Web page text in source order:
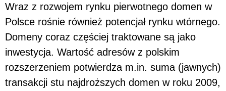
Wraz z rozwojem rynku pierwotnego domen w
Polsce rośnie również potencjał rynku wtórnego.
Domeny coraz częściej traktowane są jako
inwestycja. Wartość adresów z polskim
rozszerzeniem potwierdza m.in. suma (jawnych)
transakcji stu najdroższych domen w roku 2009,